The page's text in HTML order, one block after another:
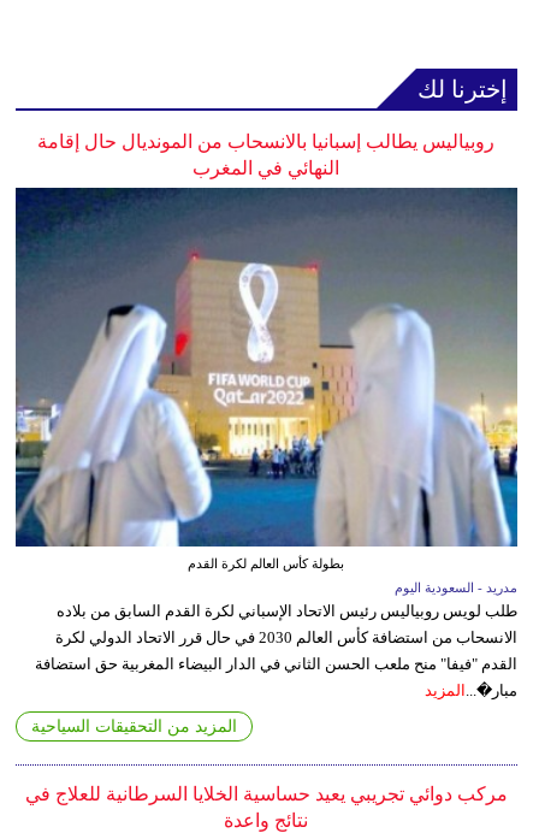
إخترنا لك
روبياليس يطالب إسبانيا بالانسحاب من المونديال حال إقامة
النهائي في المغرب
بطولة كأس العالم لكرة القدم
مدريد - السعودية اليوم
طلب لويس روبياليس رئيس الاتحاد الإسباني لكرة القدم السابق من بلاده
الانسحاب من استضافة كأس العالم 2030 في حال قرر الاتحاد الدولي لكرة
القدم "فيفا" منح ملعب الحسن الثاني في الدار البيضاء المغربية حق استضافة
مبار�... المزيد
المزيد من التحقيقات السياحية
مركب دوائي تجريبي يعيد حساسية الخلايا السرطانية للعلاج في
نتائج واعدة